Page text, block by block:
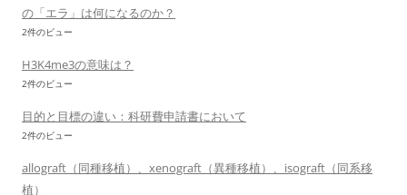
の「エラ」は何になるのか？
2件のビュー
H3K4me3の意味は？
2件のビュー
目的と目標の違い：科研費申請書において
2件のビュー
allograft（同種移植）、xenograft（異種移植）、isograft（同系移
植）